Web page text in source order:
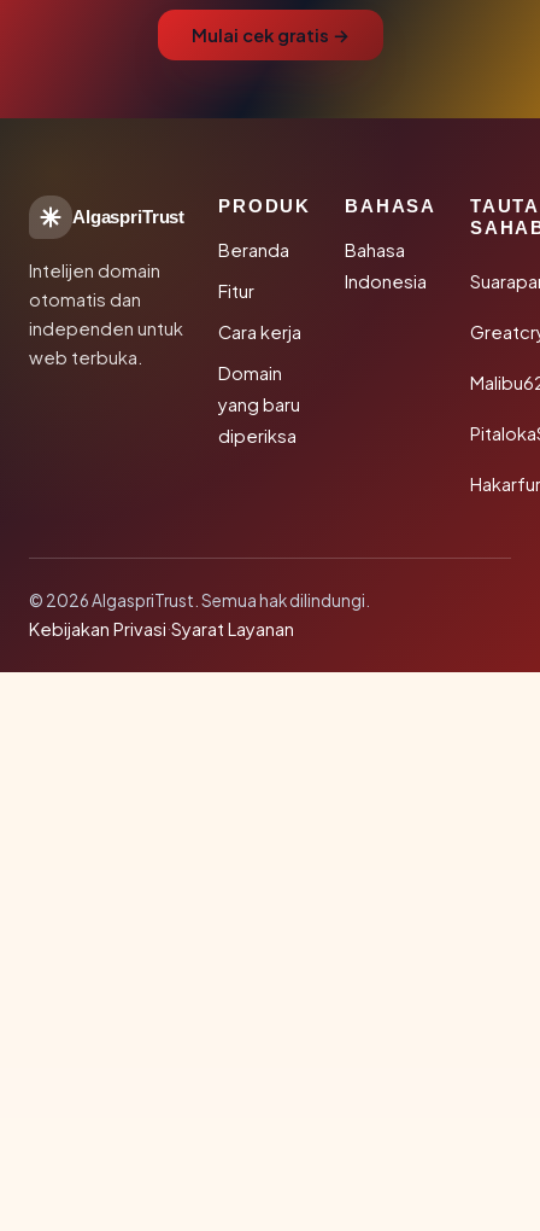
Mulai cek gratis →
AlgaspriTrust
Intelijen domain
otomatis dan
independen untuk
web terbuka.
PRODUK
Beranda
Fitur
Cara kerja
Domain
yang baru
diperiksa
BAHASA
Bahasa
Indonesia
© 2026 AlgaspriTrust. Semua hak dilindungi.
Kebijakan Privasi·Syarat Layanan